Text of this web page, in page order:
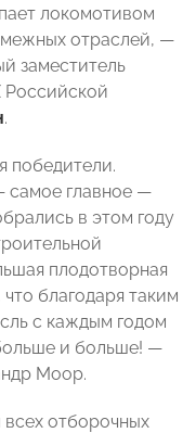
локомотивом
отраслей, —
заместитель
.
победители.
самое главное —
в этом году
плодотворная
благодаря таким
с каждым годом
и больше! —
Моор.
отборочных